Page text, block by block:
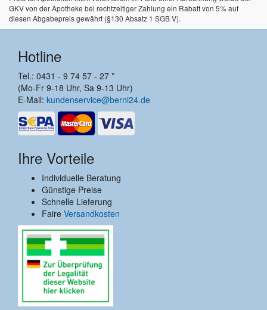
GKV von der Apotheke bei rechtzeitiger Zahlung ein Rabatt von 5% auf
diesen Abgabepreis gewährt (§130 Absatz 1 SGB V).
Hotline
Tel.: 0431 - 9 74 57 - 27 *
(Mo-Fr 9-18 Uhr, Sa 9-13 Uhr)
E-Mail: kundenservice@berni24.de
Ihre Vorteile
Individuelle Beratung
Günstige Preise
Schnelle Lieferung
Faire Versandkosten